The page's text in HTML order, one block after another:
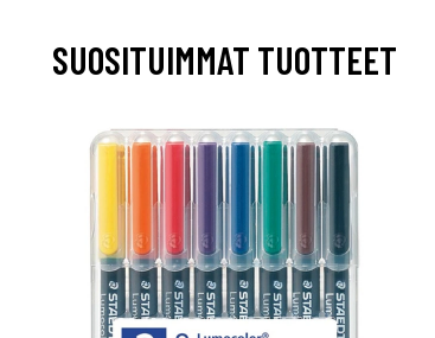
SUOSITUIMMAT TUOTTEET